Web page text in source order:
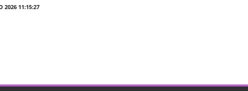
2026 11:15:27